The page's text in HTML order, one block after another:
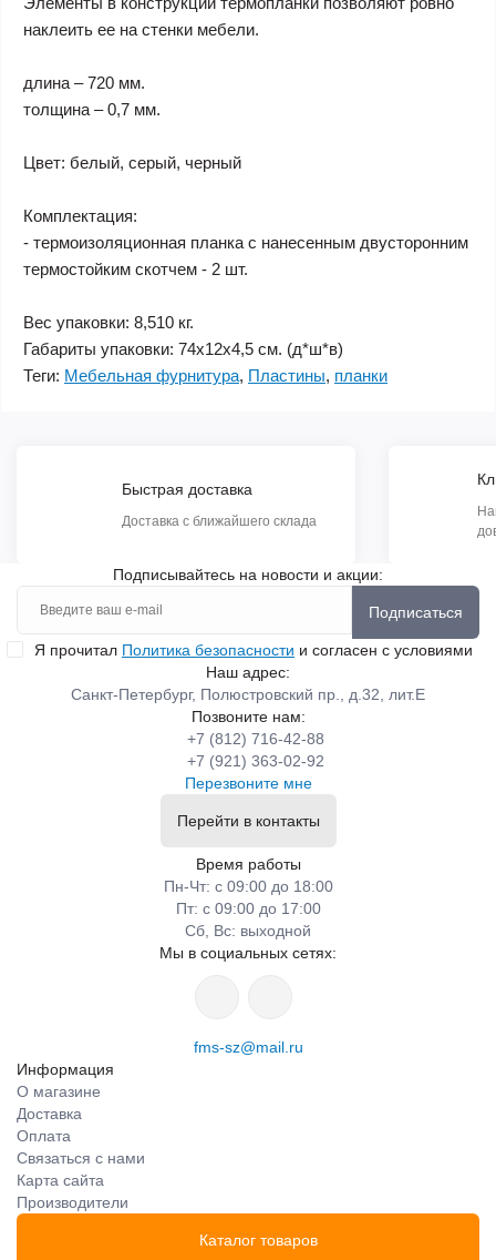
наклеить ее на стенки мебели.
длина – 720 мм.
толщина – 0,7 мм.
Цвет: белый, серый, черный
Комплектация:
- термоизоляционная планка с нанесенным двусторонним
термостойким скотчем - 2 шт.
Вес упаковки: 8,510 кг.
Габариты упаковки: 74х12х4,5 см. (д*ш*в)
Теги: Мебельная фурнитура, Пластины, планки
Быстрая доставка
Доставка с ближайшего склада
Подписывайтесь на новости и акции:
Подписаться
Я прочитал Политика безопасности и согласен с условиями
Наш адрес:
Санкт-Петербург, Полюстровский пр., д.32, лит.Е
Позвоните нам:
+7 (812) 716-42-88
+7 (921) 363-02-92
Перезвоните мне
Перейти в контакты
Время работы
Пн-Чт: с 09:00 до 18:00
Пт: с 09:00 до 17:00
Сб, Вс: выходной
Мы в социальных сетях:
fms-sz@mail.ru
Информация
О магазине
Доставка
Оплата
Связаться с нами
Карта сайта
Производители
Каталог товаров